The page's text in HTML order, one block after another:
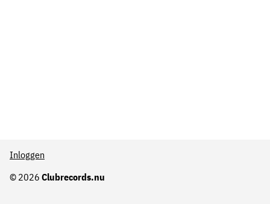
© 2026 Clubrecords.nu
Inloggen